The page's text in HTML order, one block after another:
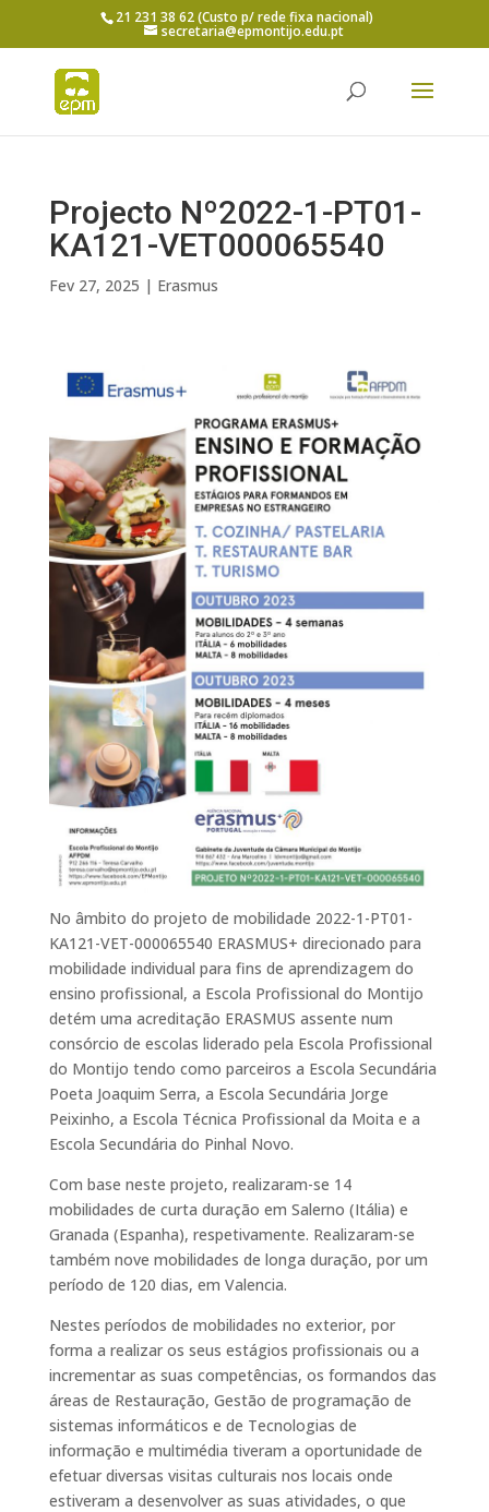
21 231 38 62 (Custo p/ rede fixa nacional)
secretaria@epmontijo.edu.pt
Projecto Nº2022-1-PT01-
KA121-VET000065540
Fev 27, 2025 | Erasmus
No âmbito do projeto de mobilidade 2022-1-PT01-
KA121-VET-000065540 ERASMUS+ direcionado para
mobilidade individual para fins de aprendizagem do
ensino profissional, a Escola Profissional do Montijo
detém uma acreditação ERASMUS assente num
consórcio de escolas liderado pela Escola Profissional
do Montijo tendo como parceiros a Escola Secundária
Poeta Joaquim Serra, a Escola Secundária Jorge
Peixinho, a Escola Técnica Profissional da Moita e a
Escola Secundária do Pinhal Novo.
Com base neste projeto, realizaram-se 14
mobilidades de curta duração em Salerno (Itália) e
Granada (Espanha), respetivamente. Realizaram-se
também nove mobilidades de longa duração, por um
período de 120 dias, em Valencia.
Nestes períodos de mobilidades no exterior, por
forma a realizar os seus estágios profissionais ou a
incrementar as suas competências, os formandos das
áreas de Restauração, Gestão de programação de
sistemas informáticos e de Tecnologias de
informação e multimédia tiveram a oportunidade de
efetuar diversas visitas culturais nos locais onde
estiveram a desenvolver as suas atividades, o que